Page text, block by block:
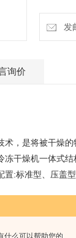
什么可以帮助您的
发
询价
，是将被干燥
冻干燥机一体式
置:标准型、压盖
细菌学、病毒